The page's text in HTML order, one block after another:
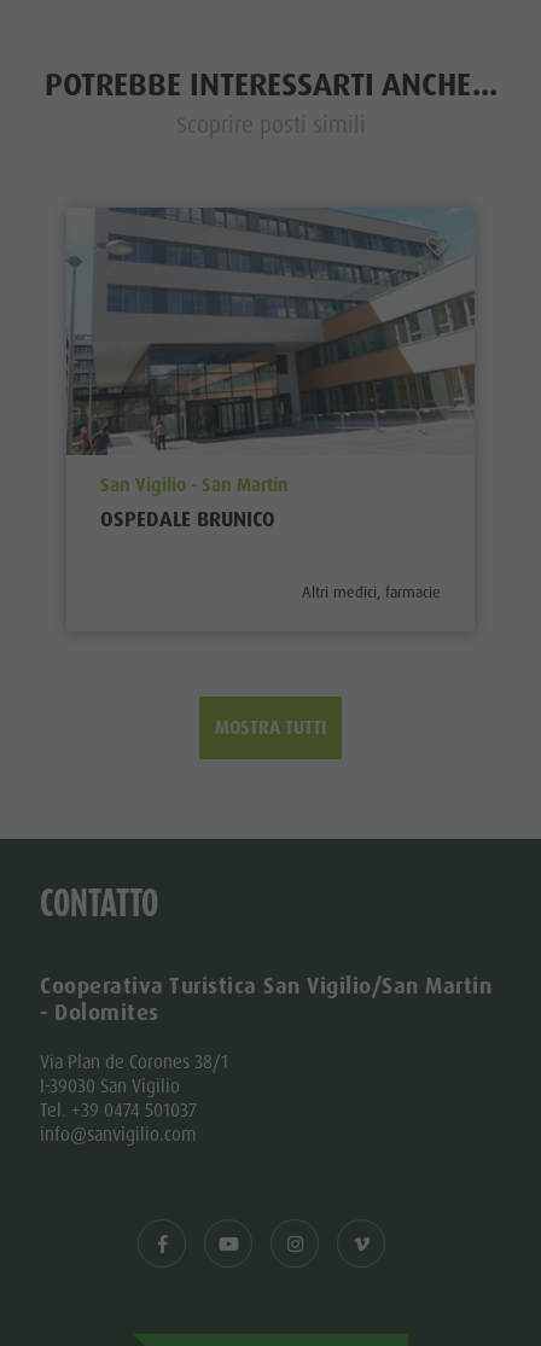
POTREBBE INTERESSARTI ANCHE...
Scoprire posti simili
aria.poi_location_prefix
San Vigilio - San Martin
OSPEDALE BRUNICO
aria.poi_category_prefix
Altri medici, farmacie
MOSTRA TUTTI
CONTATTO
Cooperativa Turistica San Vigilio/San Martin
- Dolomites
Via Plan de Corones 38/1
I-39030 San Vigilio
Tel. +39 0474 501037
info@sanvigilio.com